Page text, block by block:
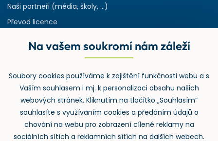
Naši partneři (média, školy, ...)
Převod licence
Rejstřík používaných zkratek v odpadech
Zpětný odběr
Na vašem soukromí nám záleží
Soubory cookies používáme k zajištění funkčnosti webu a s
Vaším souhlasem i mj. k personalizaci obsahu našich
webových stránek. Kliknutím na tlačítko „Souhlasím“
souhlasíte s využívaním cookies a předáním údajů o
chování na webu pro zobrazení cílené reklamy na
sociálních sítích a reklamních sítích na dalších webech.